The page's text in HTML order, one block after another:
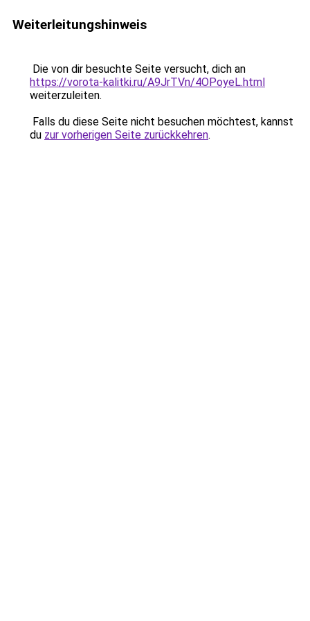
Weiterleitungshinweis
Die von dir besuchte Seite versucht, dich an
https://vorota-kalitki.ru/A9JrTVn/4OPoyeL.html
weiterzuleiten.
Falls du diese Seite nicht besuchen möchtest, kannst
du zur vorherigen Seite zurückkehren.